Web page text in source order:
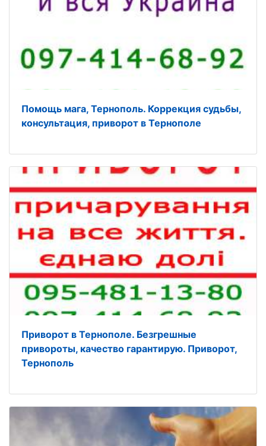
Помощь мага, Тернополь. Коррекция судьбы,
консультация, приворот в Тернополе
Приворот в Тернополе. Безгрешные
привороты, качество гарантирую. Приворот,
Тернополь